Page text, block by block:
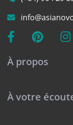
À propos
À votre